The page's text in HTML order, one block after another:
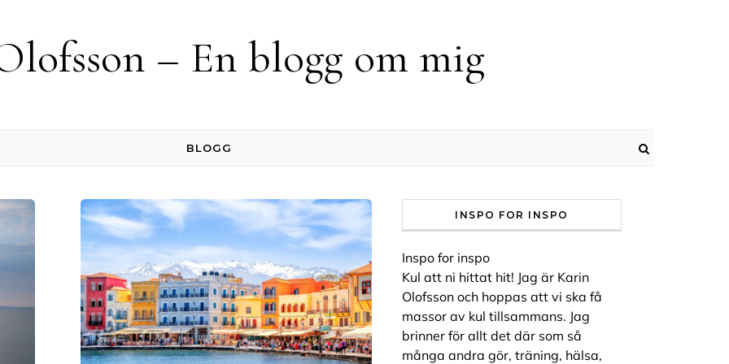
– En blogg om mig
BLOGG
INSPO FOR INSPO
Inspo for inspo
Kul att ni hittat hit! Jag är Karin
Olofsson och hoppas att vi ska få
massor av kul tillsammans. Jag
brinner för allt det där som så
många andra gör, träning, hälsa,